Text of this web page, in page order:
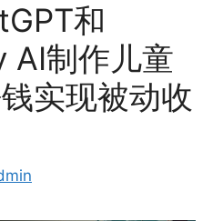
和
AI制作儿童
实现被动收